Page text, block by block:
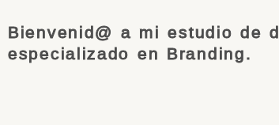
Bienvenid@ a mi estudio de
especializado en Branding.